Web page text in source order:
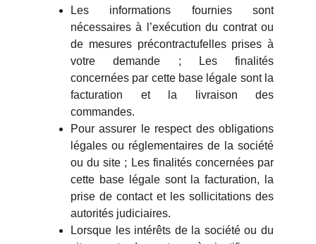
Les informations fournies sont
nécessaires à l’exécution du contrat ou
de mesures précontractufelles prises à
votre demande ; Les finalités
concernées par cette base légale sont la
facturation et la livraison des
commandes.
Pour assurer le respect des obligations
légales ou réglementaires de la société
ou du site ; Les finalités concernées par
cette base légale sont la facturation, la
prise de contact et les sollicitations des
autorités judiciaires.
Lorsque les intérêts de la société ou du